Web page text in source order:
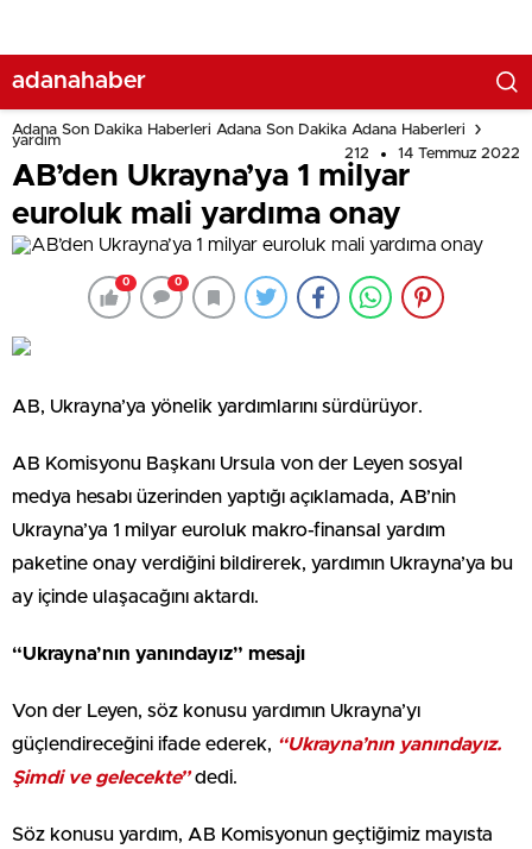
adanahaber
Adana Son Dakika Haberleri Adana Son Dakika Adana Haberleri
yardım
212
14 Temmuz 2022
AB’den Ukrayna’ya 1 milyar
euroluk mali yardıma onay
0 0
AB, Ukrayna’ya yönelik yardımlarını sürdürüyor.
AB Komisyonu Başkanı Ursula von der Leyen sosyal
medya hesabı üzerinden yaptığı açıklamada, AB’nin
Ukrayna’ya 1 milyar euroluk makro-finansal yardım
paketine onay verdiğini bildirerek, yardımın Ukrayna’ya bu
ay içinde ulaşacağını aktardı.
“Ukrayna’nın yanındayız” mesajı
Von der Leyen, söz konusu yardımın Ukrayna’yı
güçlendireceğini ifade ederek, “Ukrayna’nın yanındayız.
Şimdi ve gelecekte”dedi.
Söz konusu yardım, AB Komisyonun geçtiğimiz mayısta